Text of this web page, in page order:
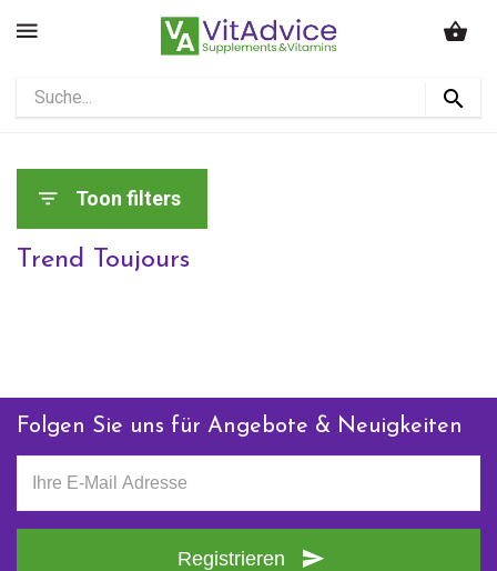
Toon filters
Trend Toujours
Folgen Sie uns für Angebote & Neuigkeiten
Registrieren